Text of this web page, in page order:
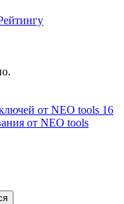
от NEO tools 16
от NEO tools